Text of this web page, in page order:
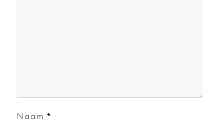
Naam *